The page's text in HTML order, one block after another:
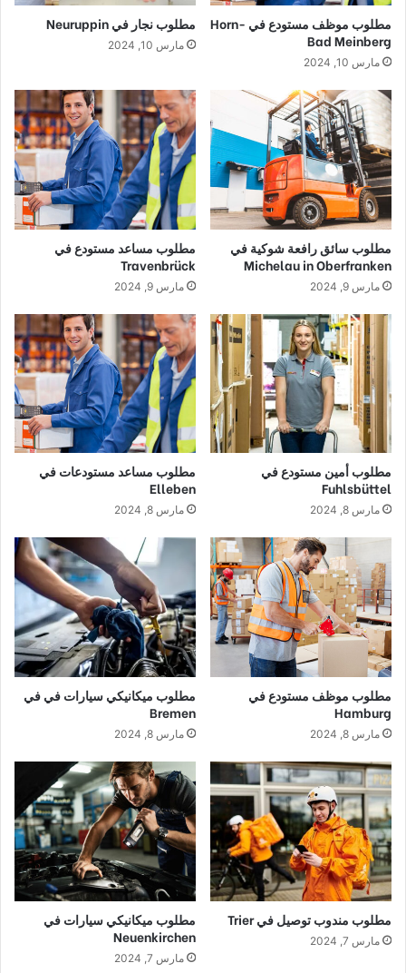
مطلوب موظف مستودع في Horn-
Bad Meinberg
مارس 10, 2024
مطلوب نجار في Neuruppin
مارس 10, 2024
مطلوب سائق رافعة شوكية في
Michelau in Oberfranken
مارس 9, 2024
مطلوب مساعد مستودع في
Travenbrück
مارس 9, 2024
مطلوب أمين مستودع في
Fuhlsbüttel
مارس 8, 2024
مطلوب مساعد مستودعات في
Elleben
مارس 8, 2024
مطلوب موظف مستودع في
Hamburg
مارس 8, 2024
مطلوب ميكانيكي سيارات في في
Bremen
مارس 8, 2024
مطلوب مندوب توصيل في Trier
مارس 7, 2024
مطلوب ميكانيكي سيارات في
Neuenkirchen
مارس 7, 2024